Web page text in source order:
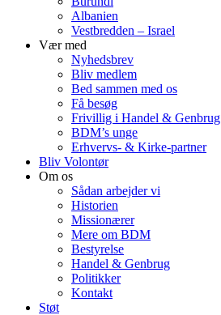
Albanien
Vestbredden – Israel
Vær med
Nyhedsbrev
Bliv medlem
Bed sammen med os
Få besøg
Frivillig i Handel & Genbrug
BDM’s unge
Erhvervs- & Kirke-partner
Bliv Volontør
Om os
Sådan arbejder vi
Historien
Missionærer
Mere om BDM
Bestyrelse
Handel & Genbrug
Politikker
Kontakt
Støt